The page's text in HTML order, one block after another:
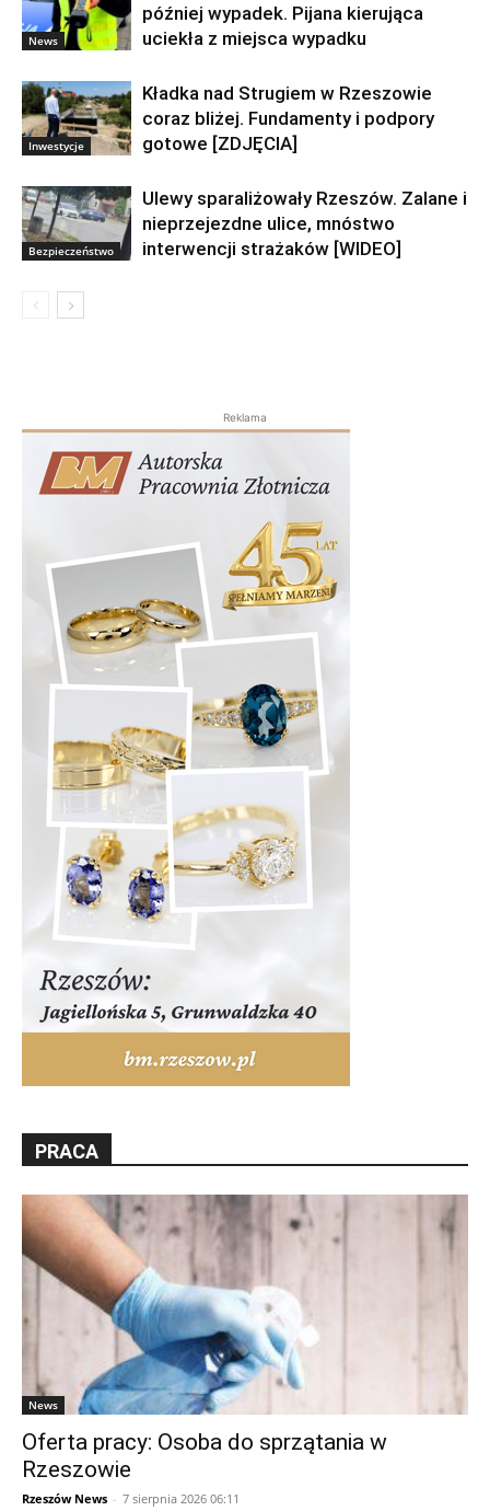
News
później wypadek. Pijana kierująca
uciekła z miejsca wypadku
Inwestycje
Kładka nad Strugiem w Rzeszowie
coraz bliżej. Fundamenty i podpory
gotowe [ZDJĘCIA]
Bezpieczeństwo
Ulewy sparaliżowały Rzeszów. Zalane i
nieprzejezdne ulice, mnóstwo
interwencji strażaków [WIDEO]
Reklama
PRACA
News
Oferta pracy: Osoba do sprzątania w
Rzeszowie
Rzeszów News - 7 sierpnia 2026 06:11